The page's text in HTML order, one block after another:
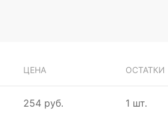
ЦЕНА ОСТАТКИ
254 руб. 1 шт.